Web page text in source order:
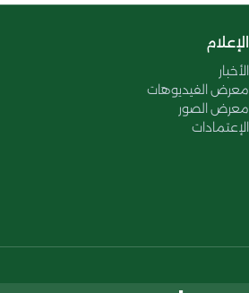
الإعلام
الأخبار
معرض الفيديوهات
معرض الصور
الإعتمادات